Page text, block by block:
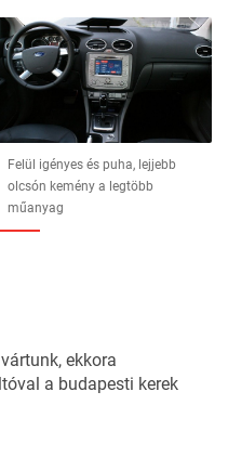
Felül igényes és puha, lejjebb
olcsón kemény a legtöbb
műanyag
ekkora
a budapesti kerek